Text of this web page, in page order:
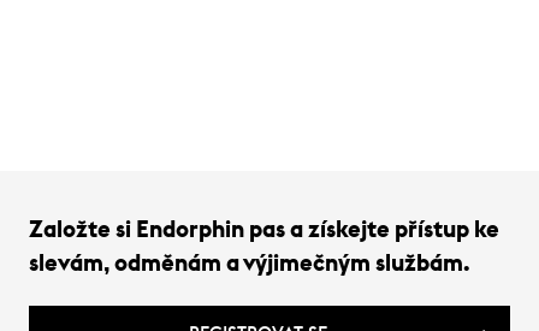
Založte si Endorphin pas a získejte přístup ke
slevám, odměnám a výjimečným službám.